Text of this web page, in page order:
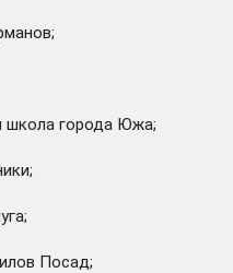
школа города Южа;
Посад;